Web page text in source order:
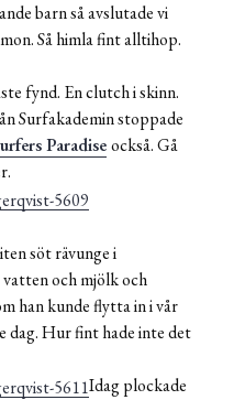
barn så avslutade vi
Så himla fint alltihop.
fynd. En clutch i skinn.
Surfakademin stoppade
Paradiseockså. Gå
söt rävunge i
och mjölk och
han kunde flytta in i vår
dag. Hur fint hade inte det
Idag plockade